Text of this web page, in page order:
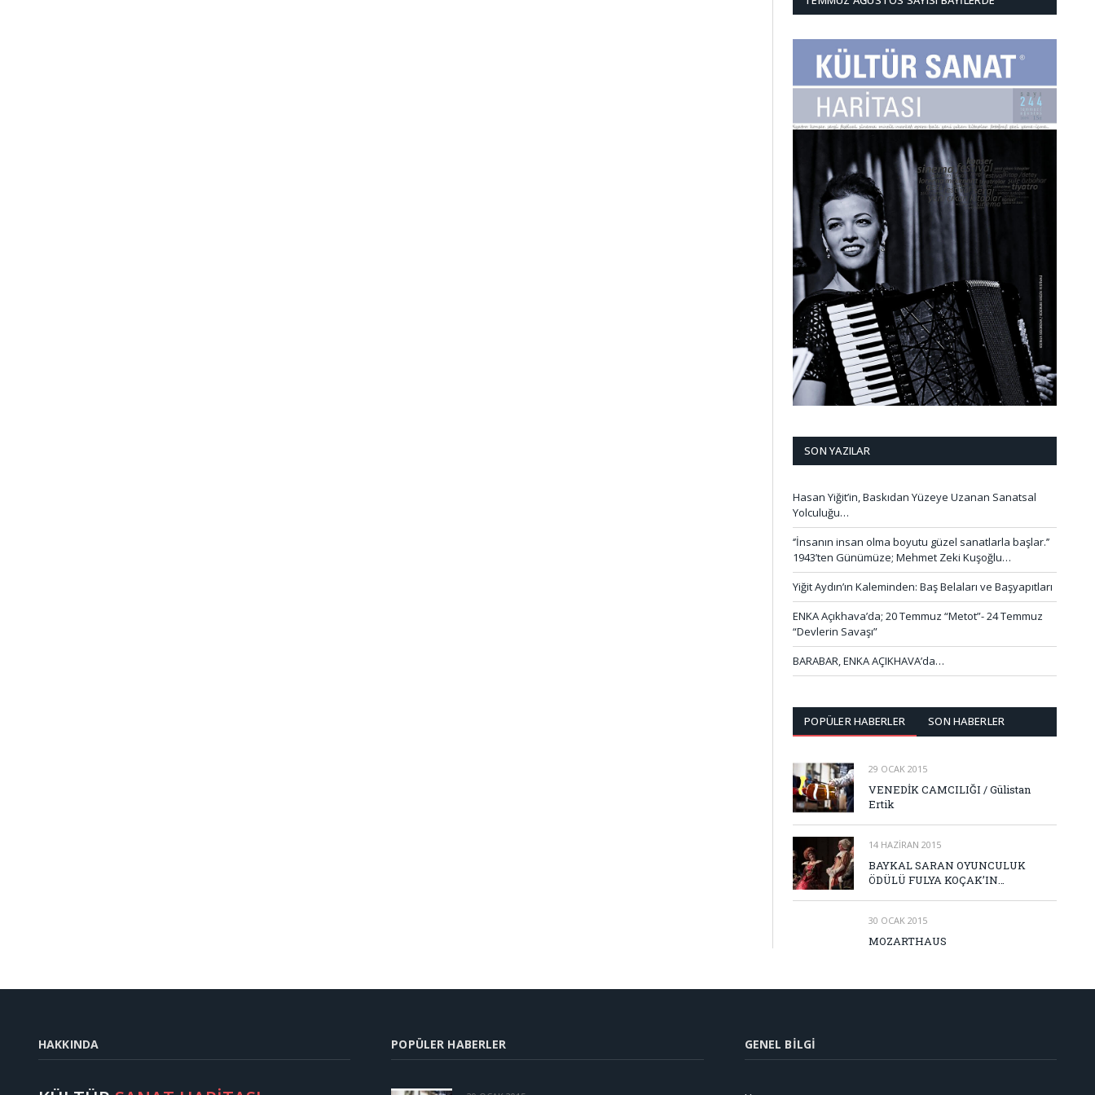
SON YAZILAR
Hasan Yiğit’in, Baskıdan Yüzeye Uzanan Sanatsal
Yolculuğu…
‘’İnsanın insan olma boyutu güzel sanatlarla başlar.’’
1943’ten Günümüze; Mehmet Zeki Kuşoğlu…
Yiğit Aydın’ın Kaleminden: Baş Belaları ve Başyapıtları
ENKA Açıkhava’da; 20 Temmuz “Metot”- 24 Temmuz
“Devlerin Savaşı”
BARABAR, ENKA AÇIKHAVA’da…
POPÜLER HABERLER SON HABERLER
29 OCAK 2015
VENEDİK CAMCILIĞI / Gülistan
Ertik
14 HAZIRAN 2015
BAYKAL SARAN OYUNCULUK
ÖDÜLÜ FULYA KOÇAK’IN…
30 OCAK 2015
MOZARTHAUS
HAKKINDA POPÜLER HABERLER GENEL BILGI